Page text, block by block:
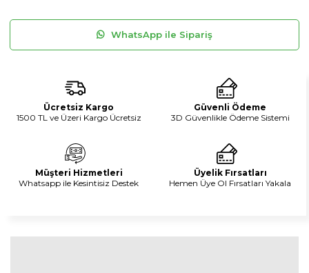
WhatsApp ile Sipariş
Ücretsiz Kargo
1500 TL ve Üzeri Kargo Ücretsiz
Güvenli Ödeme
3D Güvenlikle Ödeme Sistemi
Müşteri Hizmetleri
Whatsapp ile Kesintisiz Destek
Üyelik Fırsatları
Hemen Üye Ol Fırsatları Yakala